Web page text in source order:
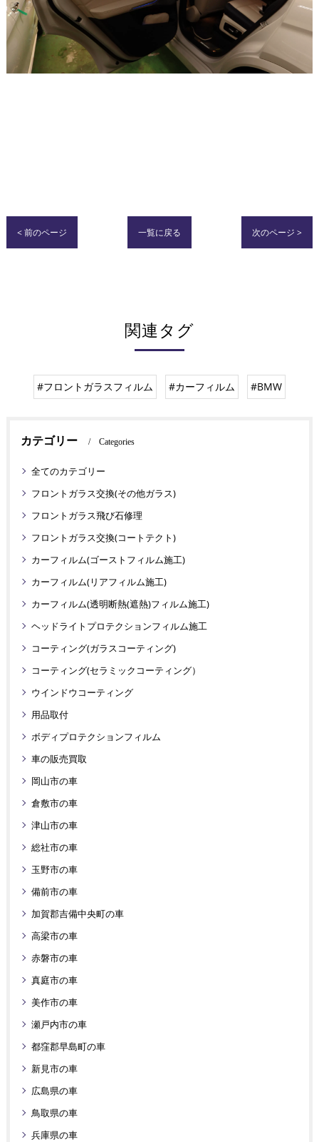
< 前のページ 一覧に戻る 次のページ >
関連タグ
#フロントガラスフィルム #カーフィルム #BMW
カテゴリー Categories
全てのカテゴリー
フロントガラス交換(その他ガラス)
フロントガラス飛び石修理
フロントガラス交換(コートテクト)
カーフィルム(ゴーストフィルム施工)
カーフィルム(リアフィルム施工)
カーフィルム(透明断熱(遮熱)フィルム施工)
ヘッドライトプロテクションフィルム施工
コーティング(ガラスコーティング)
コーティング(セラミックコーティング）
ウインドウコーティング
用品取付
ボディプロテクションフィルム
車の販売買取
岡山市の車
倉敷市の車
津山市の車
総社市の車
玉野市の車
備前市の車
加賀郡吉備中央町の車
高梁市の車
赤磐市の車
真庭市の車
美作市の車
瀬戸内市の車
都窪郡早島町の車
新見市の車
広島県の車
鳥取県の車
兵庫県の車